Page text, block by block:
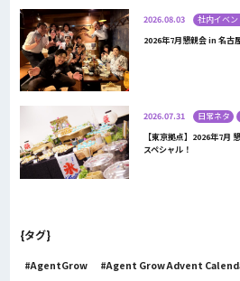
2026.08.03
社内イベン
2026年7月懇親会 in 名古
2026.07.31 日常ネタ
【東京拠点】2026年7月
スペシャル！
{タグ}
AgentGrow
Agent Grow Advent